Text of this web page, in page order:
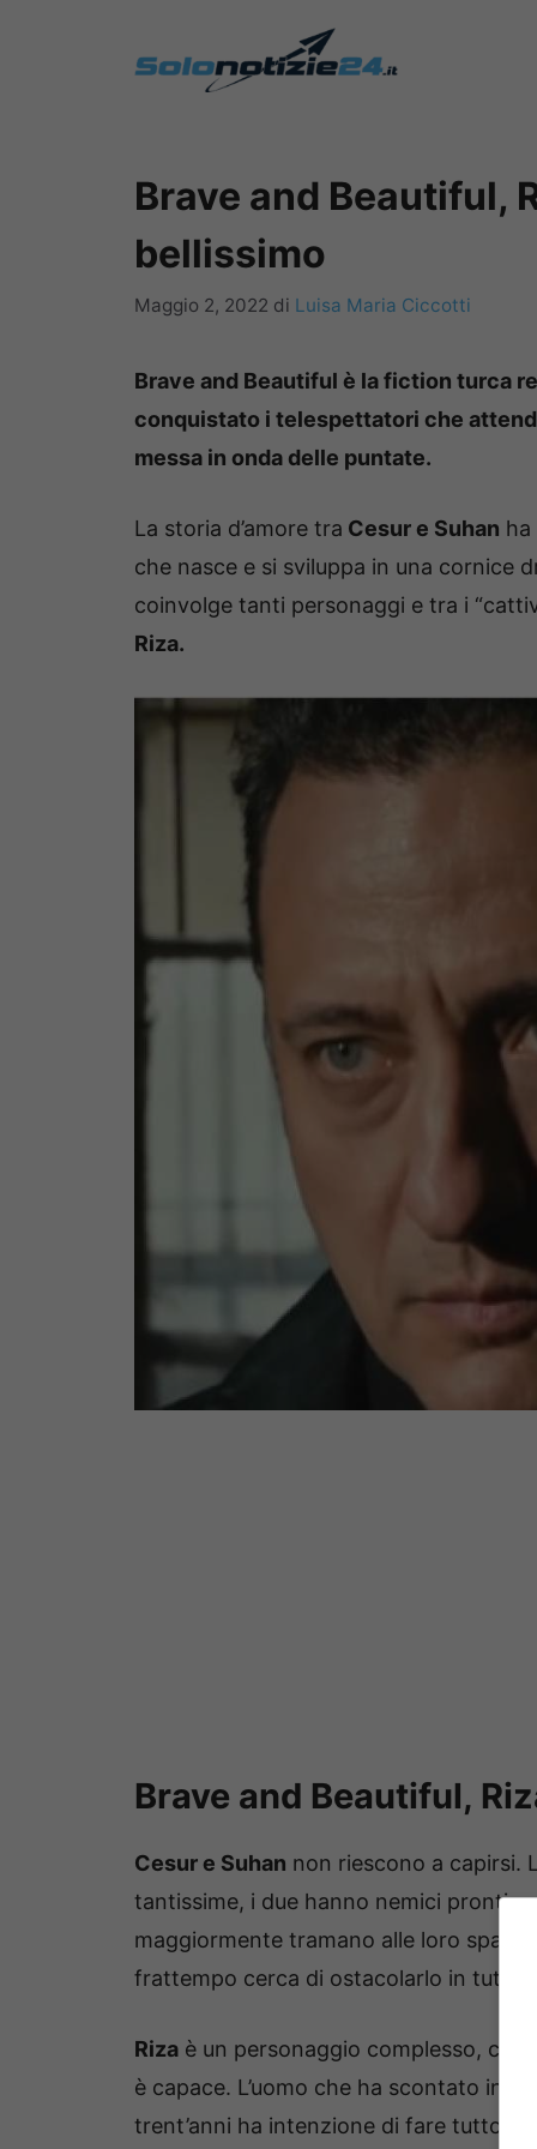
Brave and Beautiful,
bellissimo
Maggio 2, 2022 di Luisa Maria Ciccotti
Brave and Beautiful è la fiction turca
conquistato i telespettatori che
messa in onda delle puntate.
La storia d’amore tra Cesur e Suhan ha
che nasce e si sviluppa in una cornice
coinvolge tanti personaggi e tra i
Riza.
Brave and Beautiful,
Cesur e Suhan non riescono a capirsi.
tantissime, i due hanno nemici pronti a
maggiormente tramano alle loro spalle
frattempo cerca di ostacolarlo in tutti i
Riza è un personaggio complesso,
è capace. L’uomo che ha scontato
trent’anni ha intenzione di fare tutto